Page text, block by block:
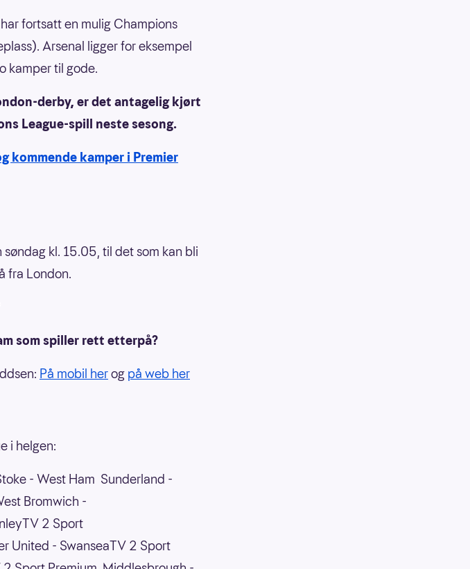
fortsatt en mulig Champions
Arsenal ligger for eksempel
kamper til gode.
derby, er det antagelig kjørt
League-spill neste sesong.
kommende kamper i Premier
kl. 15.05, til det som kan bli
fra London.
som spiller rett etterpå?
På mobil herog på web her
i helgen:
- West Ham Sunderland -
Bromwich -
2 Sport
United - SwanseaTV 2 Sport